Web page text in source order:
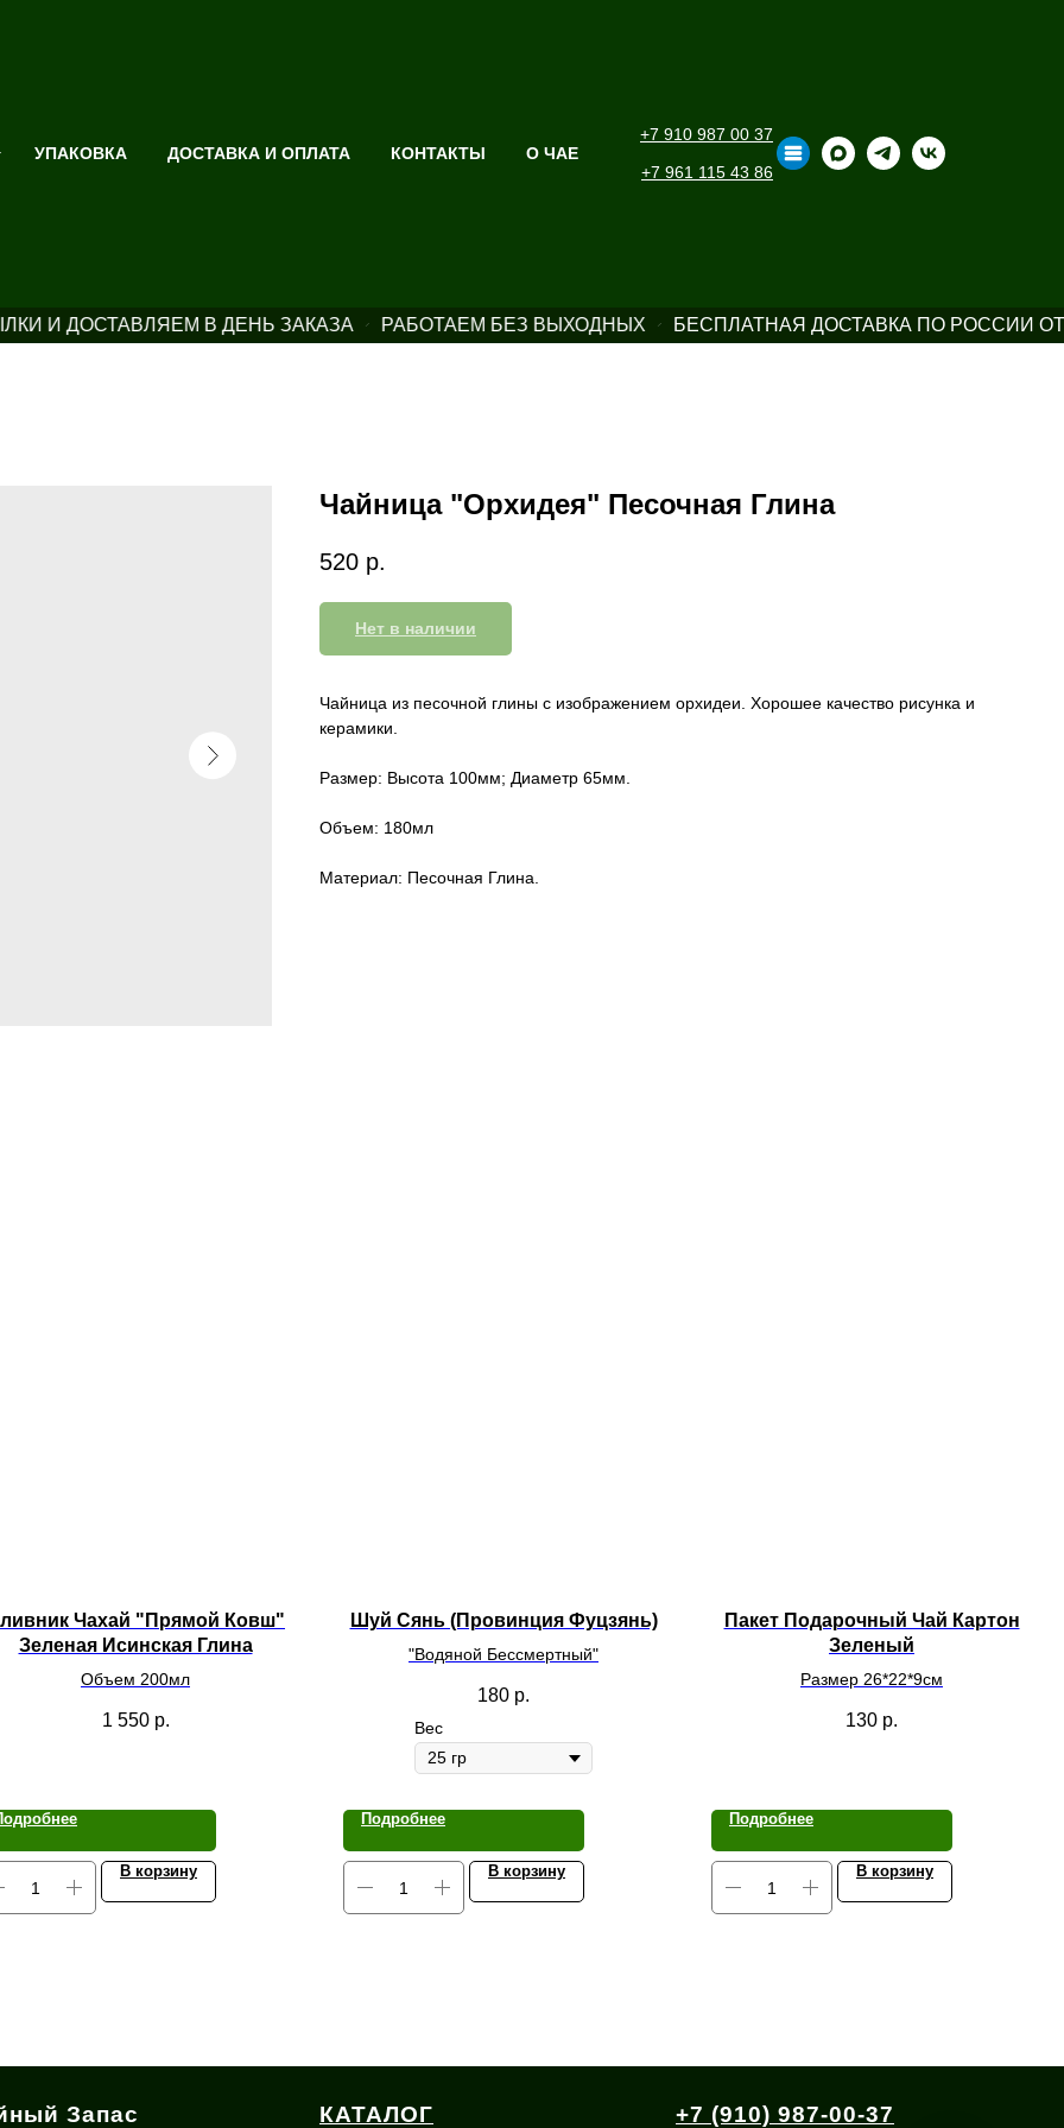
УПАКОВКА ДОСТАВКА И ОПЛАТА КОНТАКТЫ О ЧАЕ
+7 910 987 00 37
+7 961 115 43 86
И ДОСТАВЛЯЕМ В ДЕНЬ ЗАКАЗА РАБОТАЕМ БЕЗ ВЫХОДНЫХ БЕСПЛАТНАЯ ДОСТАВКА ПО РОССИИ ОТ
Чайница "Орхидея" Песочная Глина
520 р.
Нет в наличии
Чайница из песочной глины с изображением орхидеи. Хорошее качество рисунка и
керамики.
Размер: Высота 100мм; Диаметр 65мм.
Объем: 180мл
Материал: Песочная Глина.
Чахай "Прямой Ковш"
Зеленая Исинская Глина
Объем 200мл
1 550 р.
В корзину
Шуй Сянь (Провинция Фуцзянь)
"Водяной Бессмертный"
180 р.
Вес
Подробнее
В корзину
Пакет Подарочный Чай Картон
Зеленый
Размер 26*22*9см
130 р.
Подробнее
В корзину
Запас КАТАЛОГ +7 (910) 987-00-37